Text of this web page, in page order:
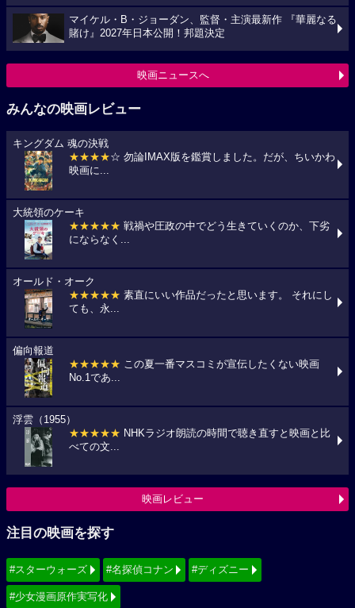
マイケル・B・ジョーダン、監督・主演最新作 『華麗なる
賭け』2027年日本公開！邦題決定
映画ニュースへ
みんなの映画レビュー
キングダム 魂の決戦
★★★★☆ 勿論IMAX版を鑑賞しました。だが、ちいかわ
映画に...
大統領のケーキ
★★★★★ 戦禍や圧政の中でどう生きていくのか、下劣
にならなく...
オールド・オーク
★★★★★ 素直にいい作品だったと思います。 それにし
ても、永...
偏向報道
★★★★★ この夏一番マスコミが宣伝したくない映画
No.1であ...
浮雲（1955）
★★★★★ NHKラジオ朗読の時間で聴き直すと映画と比
べての文...
映画レビュー
注目の映画を探す
#スターウォーズ #名探偵コナン #ディズニー
#少女漫画原作実写化